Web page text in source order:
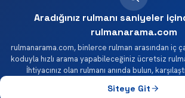
Aradığınız rulmanı saniyeler
rulmanarama.com
rulmanarama.com, binlerce rulman arasından iç
koduyla hızlı arama yapabileceğiniz ücretsiz
İhtiyacınız olan rulmanı anında bulun,
Siteye Git